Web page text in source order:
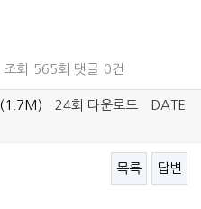
조회 565회 댓글 0건
(1.7M) 24회 다운로드
DATE
목록 답변